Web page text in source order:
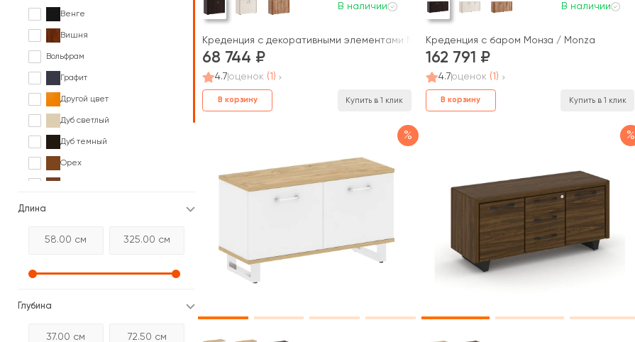
Венге
Вишня
Вольфрам
Графит
Другой цвет
Дуб светлый
Дуб темный
Орех
Длина
Глубина
В наличии
Креденция с декоративными элементами Монза / Monza
68 744
4.7 оценок (1)
В корзину Купить в 1 клик
В наличии
Креденция с баром Монза / Monza
162 791
4.7оценок (1)
В корзину Купить в 1 клик
% %